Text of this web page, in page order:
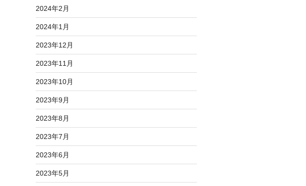
2024年2月
2024年1月
2023年12月
2023年11月
2023年10月
2023年9月
2023年8月
2023年7月
2023年6月
2023年5月